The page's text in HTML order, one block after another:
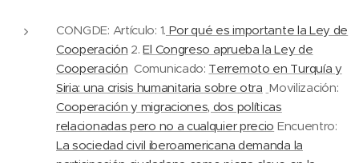
CONGDE: Artículo: 1. Por qué es importante la Ley de
Cooperación 2.El Congreso aprueba la Ley de
Cooperación Comunicado: Terremoto en Turquía y
Siria: una crisis humanitaria sobre otra Movilización:
Cooperación y migraciones, dos políticas
relacionadas pero no a cualquier precio Encuentro:
La sociedad civil iberoamericana demanda la